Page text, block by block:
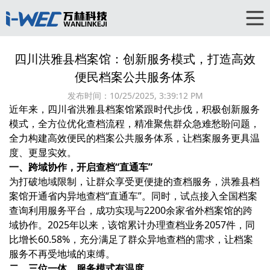
四川洪雅县档案馆：创新服务模式，打造高效
便民档案公共服务体系
发布时间： 10/25/2025, 3:39:12 PM
近年来，四川省洪雅县档案馆紧跟时代步伐，积极创新服务
模式，全方位优化查档流程，精准聚焦群众急难愁盼问题，
全力构建高效便民的档案公共服务体系，让档案服务更具温
度、更显实效。
一、跨域协作，开启查档“直通车”
为打破地域限制，让群众享受更便捷的查档服务，洪雅县档
案馆开通省内异地查档“直通车”。同时，试点接入全国档案
查询利用服务平台，成功实现与2200余家省外档案馆的跨
域协作。2025年以来，该馆累计办理查档业务2057件，同
比增长60.58%，充分满足了群众异地查档的需求，让档案
服务不再受地域的束缚。